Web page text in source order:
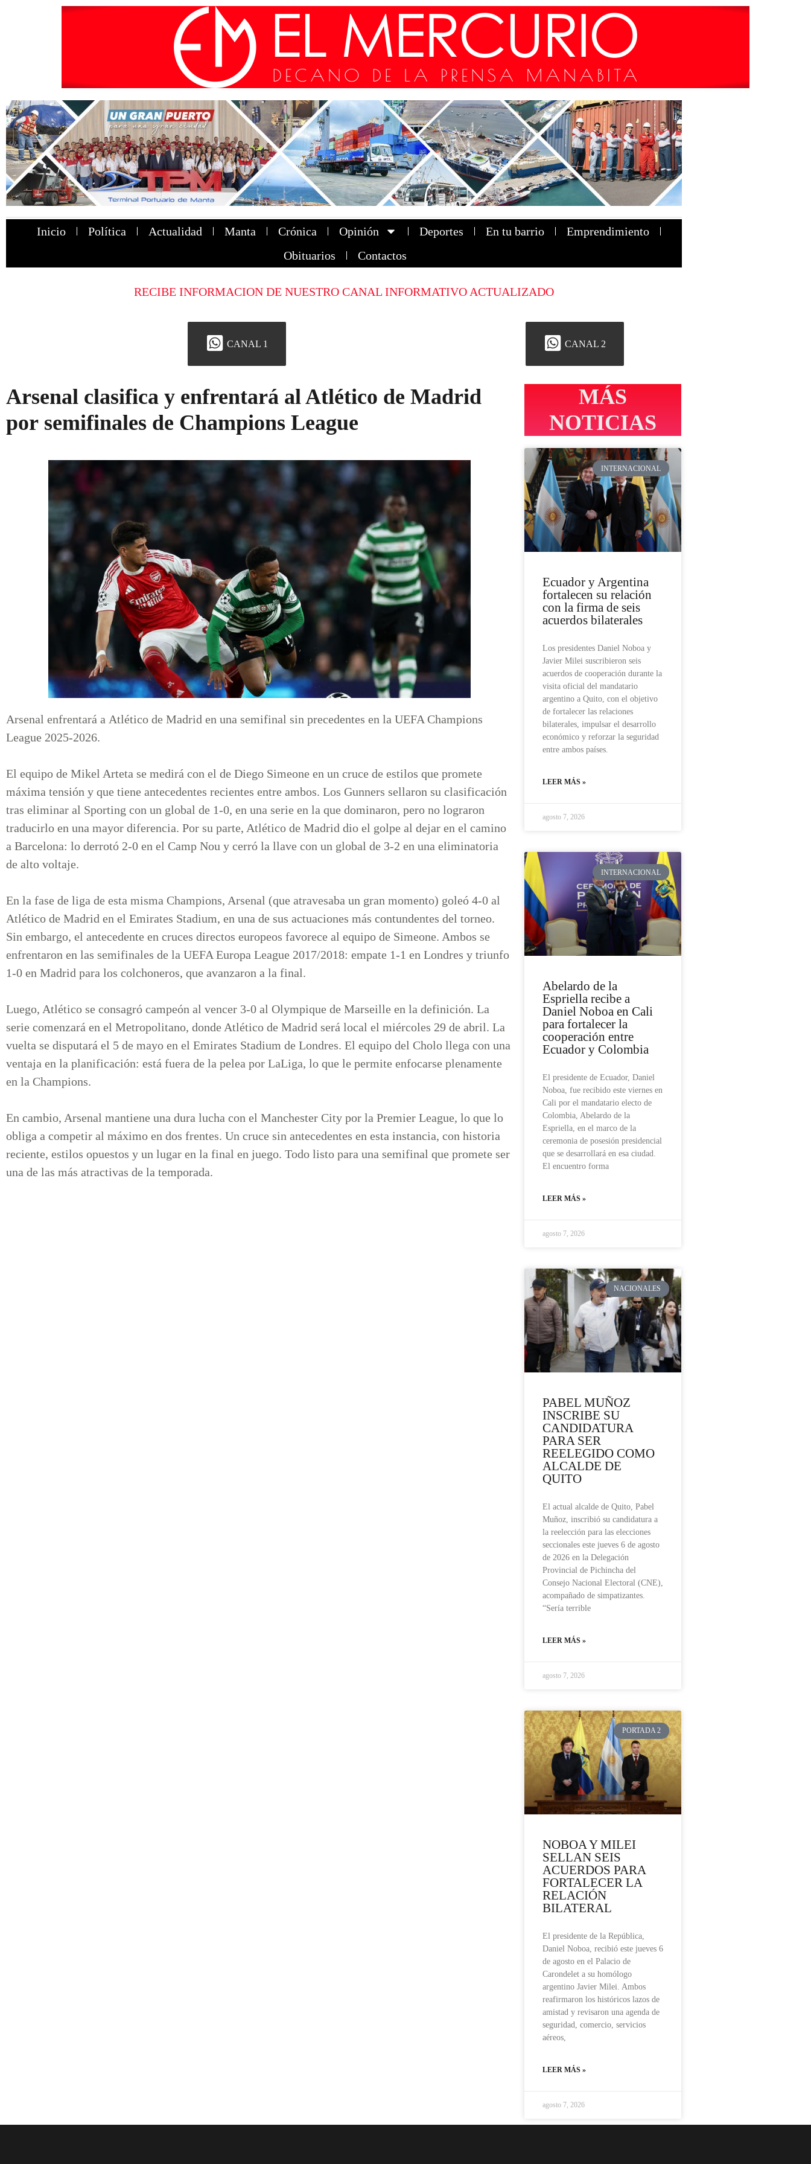
Inicio Política Actualidad Manta Crónica Opinión Deportes En tu barrio
Emprendimiento
Obituarios
Contactos
RECIBE INFORMACION DE NUESTRO CANAL INFORMATIVO ACTUALIZADO
CANAL 1 CANAL 2
Arsenal clasifica y enfrentará al Atlético de Madrid
por semifinales de Champions League
Arsenal enfrentará a Atlético de Madrid en una semifinal sin precedentes en la UEFA Champions
League 2025-2026.
El equipo de Mikel Arteta se medirá con el de Diego Simeone en un cruce de estilos que promete
máxima tensión y que tiene antecedentes recientes entre ambos. Los Gunners sellaron su clasificación
tras eliminar al Sporting con un global de 1-0, en una serie en la que dominaron, pero no lograron
traducirlo en una mayor diferencia. Por su parte, Atlético de Madrid dio el golpe al dejar en el camino
a Barcelona: lo derrotó 2-0 en el Camp Nou y cerró la llave con un global de 3-2 en una eliminatoria
de alto voltaje.
En la fase de liga de esta misma Champions, Arsenal (que atravesaba un gran momento) goleó 4-0 al
Atlético de Madrid en el Emirates Stadium, en una de sus actuaciones más contundentes del torneo.
Sin embargo, el antecedente en cruces directos europeos favorece al equipo de Simeone. Ambos se
enfrentaron en las semifinales de la UEFA Europa League 2017/2018: empate 1-1 en Londres y triunfo
1-0 en Madrid para los colchoneros, que avanzaron a la final.
Luego, Atlético se consagró campeón al vencer 3-0 al Olympique de Marseille en la definición. La
serie comenzará en el Metropolitano, donde Atlético de Madrid será local el miércoles 29 de abril. La
vuelta se disputará el 5 de mayo en el Emirates Stadium de Londres. El equipo del Cholo llega con una
ventaja en la planificación: está fuera de la pelea por LaLiga, lo que le permite enfocarse plenamente
en la Champions.
En cambio, Arsenal mantiene una dura lucha con el Manchester City por la Premier League, lo que lo
obliga a competir al máximo en dos frentes. Un cruce sin antecedentes en esta instancia, con historia
reciente, estilos opuestos y un lugar en la final en juego. Todo listo para una semifinal que promete ser
una de las más atractivas de la temporada.
MÁS
NOTICIAS
INTERNACIONAL
Ecuador y Argentina
fortalecen su relación
con la firma de seis
acuerdos bilaterales
Los presidentes Daniel Noboa y
Javier Milei suscribieron seis
acuerdos de cooperación durante la
visita oficial del mandatario
argentino a Quito, con el objetivo
de fortalecer las relaciones
bilaterales, impulsar el desarrollo
económico y reforzar la seguridad
entre ambos países.
LEER MÁS »
agosto 7, 2026
INTERNACIONAL
Abelardo de la
Espriella recibe a
Daniel Noboa en Cali
para fortalecer la
cooperación entre
Ecuador y Colombia
El presidente de Ecuador, Daniel
Noboa, fue recibido este viernes en
Cali por el mandatario electo de
Colombia, Abelardo de la
Espriella, en el marco de la
ceremonia de posesión presidencial
que se desarrollará en esa ciudad.
El encuentro forma
LEER MÁS »
agosto 7, 2026
NACIONALES
PABEL MUÑOZ
INSCRIBE SU
CANDIDATURA
PARA SER
REELEGIDO COMO
ALCALDE DE
QUITO
El actual alcalde de Quito, Pabel
Muñoz, inscribió su candidatura a
la reelección para las elecciones
seccionales este jueves 6 de agosto
de 2026 en la Delegación
Provincial de Pichincha del
Consejo Nacional Electoral (CNE),
acompañado de simpatizantes.
“Sería terrible
LEER MÁS »
agosto 7, 2026
PORTADA 2
NOBOA Y MILEI
SELLAN SEIS
ACUERDOS PARA
FORTALECER LA
RELACIÓN
BILATERAL
El presidente de la República,
Daniel Noboa, recibió este jueves 6
de agosto en el Palacio de
Carondelet a su homólogo
argentino Javier Milei. Ambos
reafirmaron los históricos lazos de
amistad y revisaron una agenda de
seguridad, comercio, servicios
aéreos,
LEER MÁS »
agosto 7, 2026